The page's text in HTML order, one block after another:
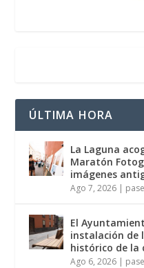
ÚLTIMA HORA
La Laguna
Maratón
imágenes
Ago 7, 2026 |
El
instalación de
histórico de la
Ago 6, 2026 |